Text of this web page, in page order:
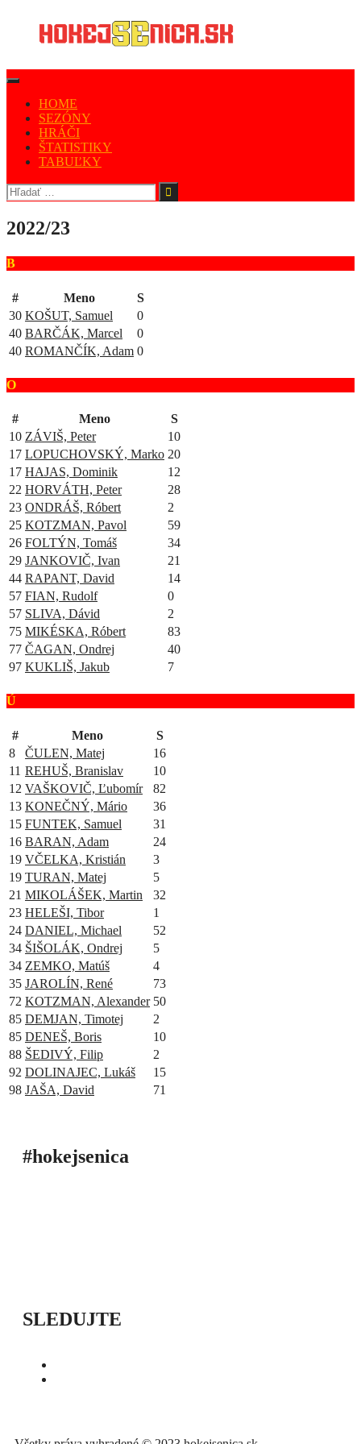
HOME
SEZÓNY
HRÁČI
ŠTATISTIKY
TABUĽKY
2022/23
B
# Meno
S
30 KOŠUT, Samuel
0
40 BARČÁK, Marcel
0
40 ROMANČÍK, Adam 0
O
# Meno
S
10 ZÁVIŠ, Peter
10
17 LOPUCHOVSKÝ, Marko 20
17 HAJAS, Dominik
12
22 HORVÁTH, Peter
28
23 ONDRÁŠ, Róbert
2
25 KOTZMAN, Pavol
59
26 FOLTÝN, Tomáš
34
29 JANKOVIČ, Ivan
21
44 RAPANT, David
14
57 FIAN, Rudolf
0
57 SLIVA, Dávid
2
75 MIKÉSKA, Róbert
83
77 ČAGAN, Ondrej
40
97 KUKLIŠ, Jakub 7
Ú
# Meno
S
8
ČULEN, Matej
16
11 REHUŠ, Branislav
10
12 VAŠKOVIČ, Ľubomír
82
13 KONEČNÝ, Mário
36
15 FUNTEK, Samuel
31
16 BARAN, Adam
24
19 VČELKA, Kristián
3
19 TURAN, Matej
5
21 MIKOLÁŠEK, Martin
32
23 HELEŠI, Tibor
1
24 DANIEL, Michael
52
34 ŠIŠOLÁK, Ondrej
5
34 ZEMKO, Matúš
4
35 JAROLÍN, René
73
72 KOTZMAN, Alexander 50
85 DEMJAN, Timotej
2
85 DENEŠ, Boris
10
88 ŠEDIVÝ, Filip
2
92 DOLINAJEC, Lukáš
15
98 JAŠA, David 71
#hokejsenica
SLEDUJTE